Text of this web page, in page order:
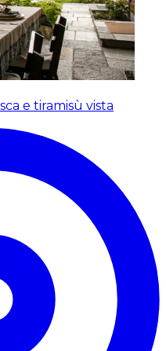
e tiramisù vista